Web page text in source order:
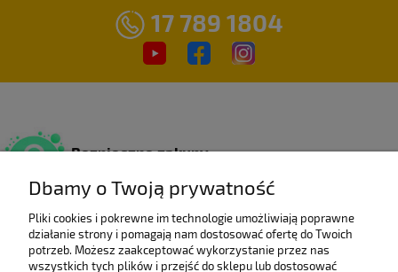
17 789 1804
Bezpieczne zakupy
Wieloletni laureat
rankingu e-Gazele Biznesu.
Dbamy o Twoją prywatność
Pliki cookies i pokrewne im technologie umożliwiają poprawne
działanie strony i pomagają nam dostosować ofertę do Twoich
potrzeb. Możesz zaakceptować wykorzystanie przez nas
wszystkich tych plików i przejść do sklepu lub dostosować